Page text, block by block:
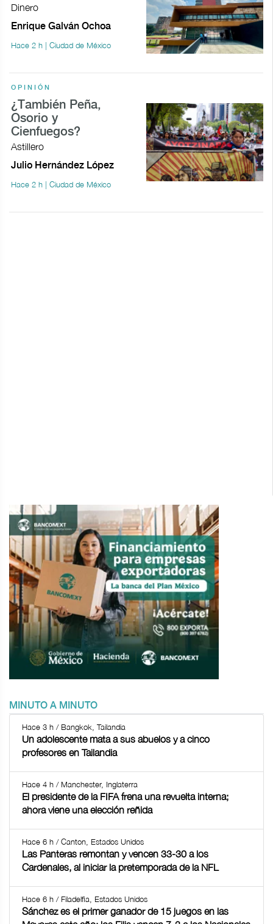
Dinero
Enrique Galván Ochoa
Hace 2 h | Ciudad de México
OPINIÓN
¿También Peña,
Osorio y
Cienfuegos?
Astillero
Julio Hernández López
Hace 2 h | Ciudad de México
MINUTO A MINUTO
Hace 3 h / Bangkok, Tailandia
Un adolescente mata a sus abuelos y a cinco
profesores en Tailandia
Hace 4 h / Manchester, Inglaterra
El presidente de la FIFA frena una revuelta interna;
ahora viene una elección reñida
Hace 6 h / Canton, Estados Unidos
Las Panteras remontan y vencen 33-30 a los
Cardenales, al iniciar la pretemporada de la NFL
Hace 6 h / Filadelfia, Estados Unidos
Sánchez es el primer ganador de 15 juegos en las